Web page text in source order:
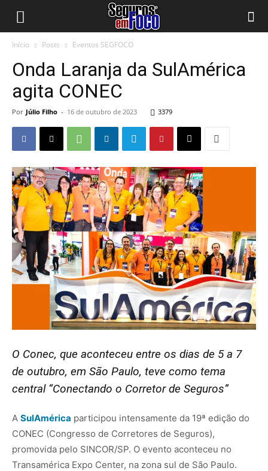
Início Posts Eventos SEGFOCO
Onda Laranja da SulAmérica
agita CONEC
Por Júlio Filho - 16 de outubro de 2023 3379
O Conec, que aconteceu entre os dias de 5 a 7
de outubro, em São Paulo, teve como tema
central “Conectando o Corretor de Seguros”
A SulAmérica participou intensamente da 19ª edição do
CONEC (Congresso de Corretores de Seguros),
promovida pelo SINCOR/SP. O evento aconteceu no
Transamérica Expo Center, na zona sul de São Paulo.